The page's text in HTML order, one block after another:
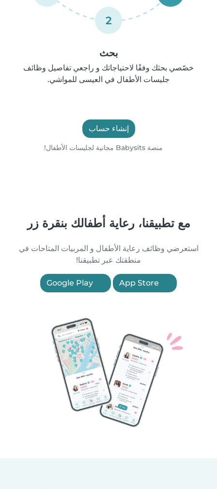
2
بحث
خصّصي بحثك وفقًا لاحتياجاتك و راجعي تفاصيل وظائف
جليسات الأطفال في العيسى للمواشي.
إنشاء حساب
منصة Babysits مجانية لجليسات الأطفال!
مع تطبيقنا، رعاية أطفالك بنقرة زر
استعرضي وظائف رعاية الأطفال و المربيات المتاحات في
منطقتك عبر تطبيقنا!